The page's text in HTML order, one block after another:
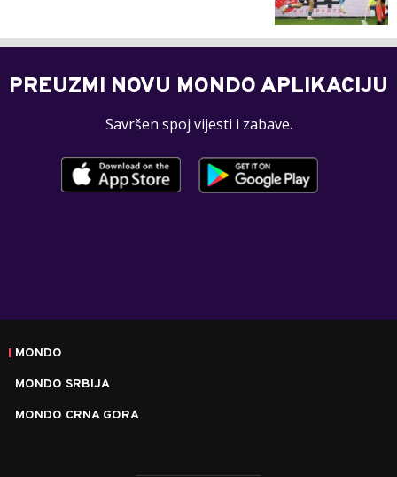
PREUZMI NOVU MONDO APLIKACIJU
Savršen spoj vijesti i zabave.
MONDO
MONDO SRBIJA
MONDO CRNA GORA